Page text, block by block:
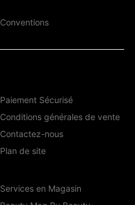
Conventions
Paiement Sécurisé
Conditions générales de vente
Contactez-nous
Plan de site
Services en Magasin